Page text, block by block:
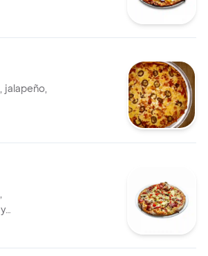
jalapeño,